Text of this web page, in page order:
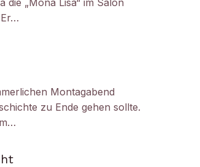
die „Mona Lisa“ im Salon
Montagabend
zu Ende gehen sollte.